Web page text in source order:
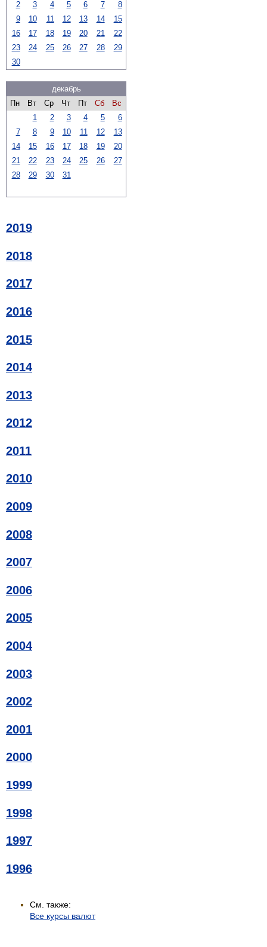
2 3 4 5 6 7
8
9
10 11 12 13 14
15
16
17 18 19 20 21
22
23
24 25 26 27 28
29
30
декабрь
Пн
Вт Ср Чт Пт Сб
Вс
1
2 3 4 5
6
7
8 9 10 11 12
13
14
15 16 17 18 19
20
21
22 23 24 25 26
27
28
29 30 31
2019
2018
2017
2016
2015
2014
2013
2012
2011
2010
2009
2008
2007
2006
2005
2004
2003
2002
2001
2000
1999
1998
1997
1996
См. также:
Все курсы валют